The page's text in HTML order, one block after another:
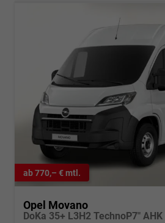
ab 770,– € mtl.
Opel Movano
DoKa 35+ L3H2 TechnoP7"